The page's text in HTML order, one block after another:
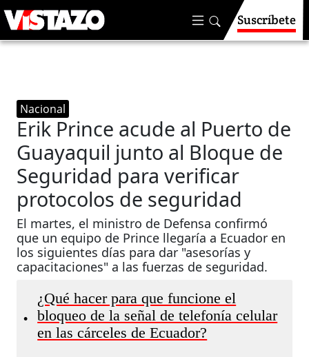
Suscríbete
Nacional
Erik Prince acude al Puerto de
Guayaquil junto al Bloque de
Seguridad para verificar
protocolos de seguridad
El martes, el ministro de Defensa confirmó
que un equipo de Prince llegaría a Ecuador en
los siguientes días para dar "asesorías y
capacitaciones" a las fuerzas de seguridad.
•
¿Qué hacer para que funcione el
bloqueo de la señal de telefonía celular
en las cárceles de Ecuador?